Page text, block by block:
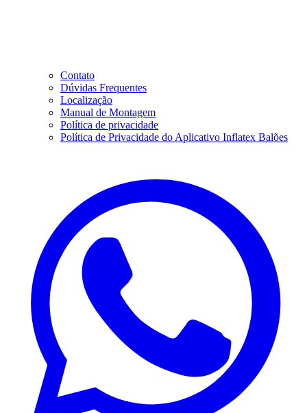
Contato
Dúvidas Frequentes
Localização
Manual de Montagem
Política de privacidade
Política de Privacidade do Aplicativo Inflatex Balões